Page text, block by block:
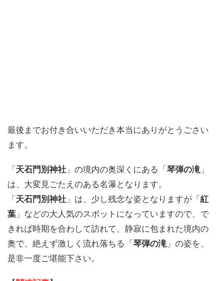
最後までお付き合いいただき本当にありがとうごさい
ます。
「天石門別神社 」の境内の奥深くにある「琴弾の滝 」
は、大変見ごたえのある名瀑となります。
「天石門別神社 」は、少し残念な姿となりますが「紅
葉 」などの大人気のスポットになっていますので、で
きれば時期を合わして訪れて、静寂に包まれた境内の
奥で、絶えず激しく流れ落ちる「琴弾の滝 」の姿を、
是非一度ご堪能下さい。